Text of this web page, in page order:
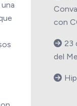
con
23
del